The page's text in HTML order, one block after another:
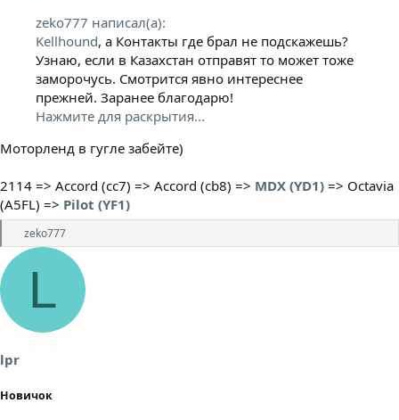
zeko777 написал(а):
Kellhound, а Контакты где брал не подскажешь?
Узнаю, если в Казахстан отправят то может тоже
заморочусь. Смотрится явно интереснее
прежней. Заранее благодарю!
Нажмите для раскрытия...
Моторленд в гугле забейте)
2114 => Accord (cc7) => Accord (cb8) => MDX (YD1) => Octavia
(A5FL) => Pilot (YF1)
Р
е
:
zeko777
L
lpr
Новичок